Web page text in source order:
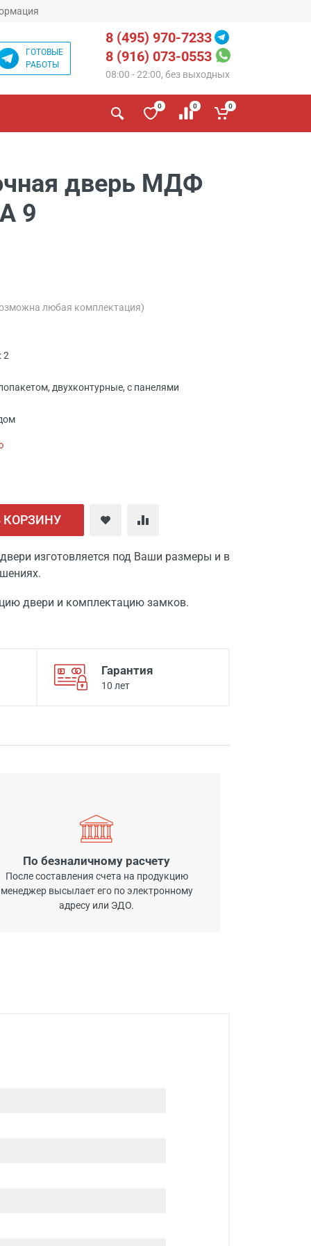
ГОТОВЫЕ
РАБОТЫ
8 (495) 970-7233
8 (916) 073-0553
08:00 - 22:00, без выходных
0 0 0
дверь МДФ
9
любая комплектация)
2
двухконтурные, с панелями
КОРЗИНУ
изготовляется под Ваши размеры и в
двери и комплектацию замков.
Гарантия
10 лет
По безналичному расчету
После составления счета на продукцию
менеджер высылает его по электронному
адресу или ЭДО.